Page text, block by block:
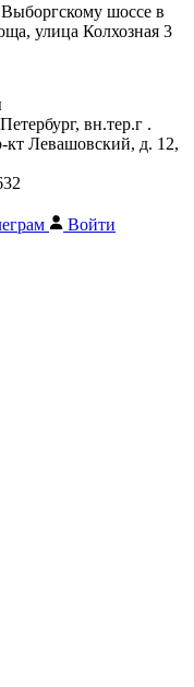
шоссе в
улица Колхозная 3
вн.тер.г .
кт Левашовский, д. 12,
Войти